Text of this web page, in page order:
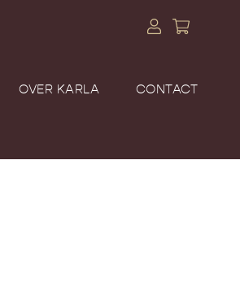
OVER KARLA CONTACT